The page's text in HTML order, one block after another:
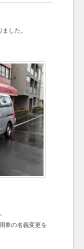
した。
車の名義変更を